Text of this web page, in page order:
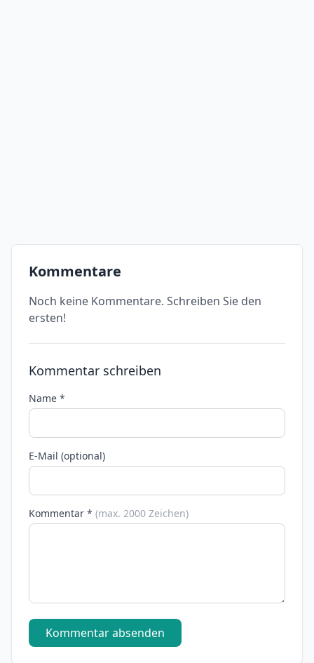
Kommentare
Noch keine Kommentare. Schreiben Sie den
ersten!
Kommentar schreiben
Name *
E-Mail (optional)
Kommentar * (max. 2000 Zeichen)
Kommentar absenden